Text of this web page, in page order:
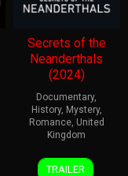
Secrets of the
Neanderthals
(2024)
Documentary,
History, Mystery,
Romance, United
Kingdom
2
Ashley
TRAILER